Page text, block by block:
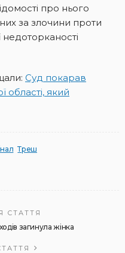
про нього
за злочини проти
недоторканості
Суд покарав
області, який
Треш
СТАТТЯ
загинула жінка